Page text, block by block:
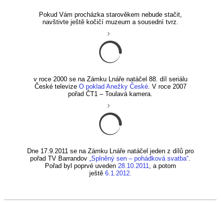
Pokud Vám procházka starověkem nebude stačit,
navštivte ještě kočičí muzeum a sousední tvrz.
v roce 2000 se na Zámku Lnáře natáčel 88. díl seriálu
České televize O poklad Anežky České. V roce 2007
pořad ČT1 – Toulavá kamera.
Dne 17.9.2011 se na Zámku Lnáře natáčel jeden z dílů pro
pořad TV Barrandov„Splněný sen – pohádková svatba“.
Pořad byl poprvé uveden 28.10.2011, a potom
ještě 6.1.2012.